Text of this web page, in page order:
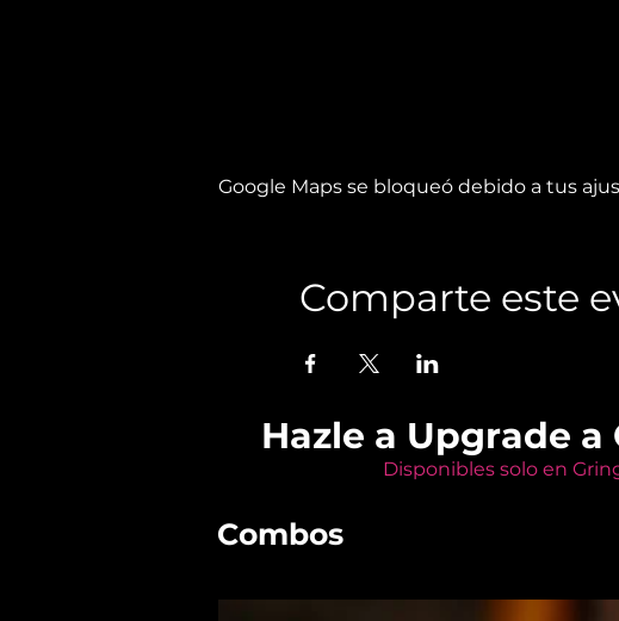
Google Maps se bloqueó debido a tus
Comparte este
Hazle a Upgrade
Disponibles solo en
Combos